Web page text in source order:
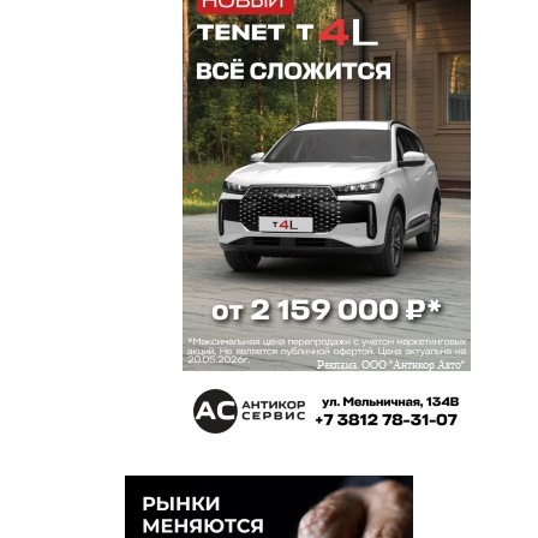
заниматься на воле?
6 апреля 2020 в 17:59:
Проект не один,какой примут неизвестно